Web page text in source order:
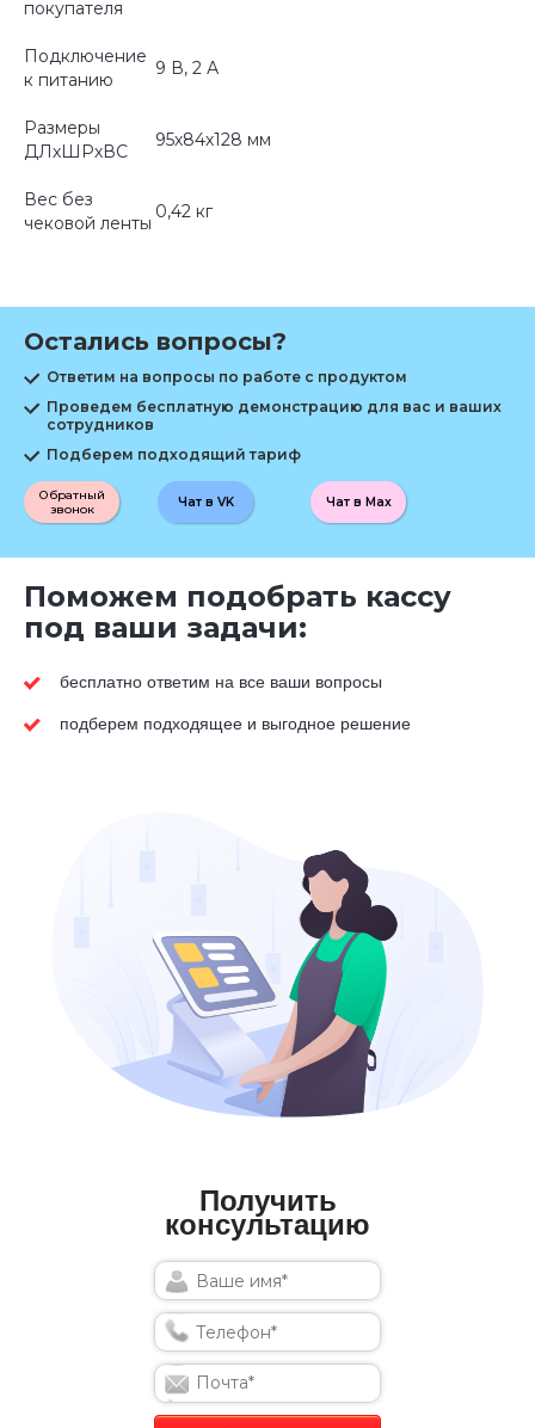
покупателя
Подключение
к питанию
9 В, 2 А
Размеры
ДЛхШРхВС
95х84х128 мм
Вес без
чековой ленты
0,42 кг
Остались вопросы?
Ответим на вопросы по работе с продуктом
Проведем бесплатную демонстрацию для вас и ваших
сотрудников
Подберем подходящий тариф
Обратный
звонок
Чат в Max
Чат в VK
Поможем подобрать кассу
под ваши задачи:
бесплатно ответим на все ваши вопросы
подберем подходящее и выгодное решение
Получить
консультацию